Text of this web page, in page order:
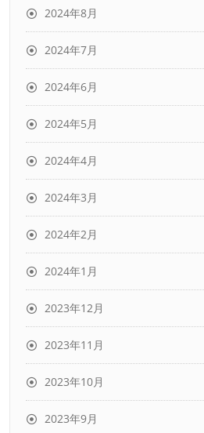
2024年8月
2024年7月
2024年6月
2024年5月
2024年4月
2024年3月
2024年2月
2024年1月
2023年12月
2023年11月
2023年10月
2023年9月